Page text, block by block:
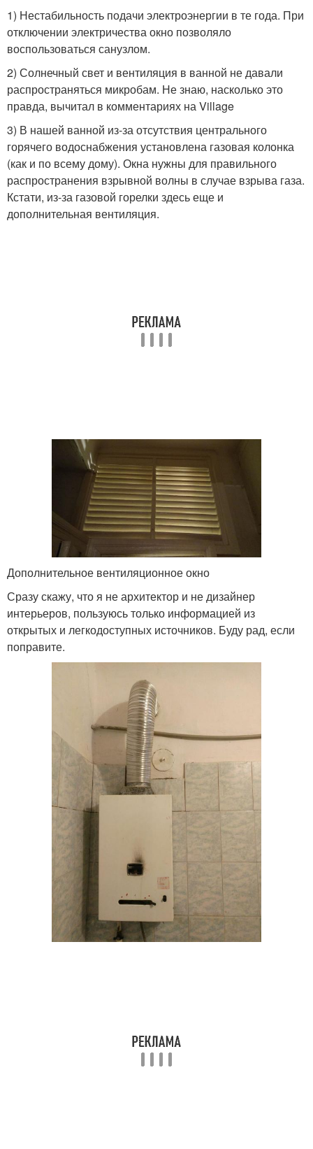
1) Нестабильность подачи электроэнергии в те года. При
отключении электричества окно позволяло
воспользоваться санузлом.
2) Солнечный свет и вентиляция в ванной не давали
распространяться микробам. Не знаю, насколько это
правда, вычитал в комментариях на Village
3) В нашей ванной из-за отсутствия центрального
горячего водоснабжения установлена газовая колонка
(как и по всему дому). Окна нужны для правильного
распространения взрывной волны в случае взрыва газа.
Кстати, из-за газовой горелки здесь еще и
дополнительная вентиляция.
Дополнительное вентиляционное окно
Сразу скажу, что я не архитектор и не дизайнер
интерьеров, пользуюсь только информацией из
открытых и легкодоступных источников. Буду рад, если
поправите.